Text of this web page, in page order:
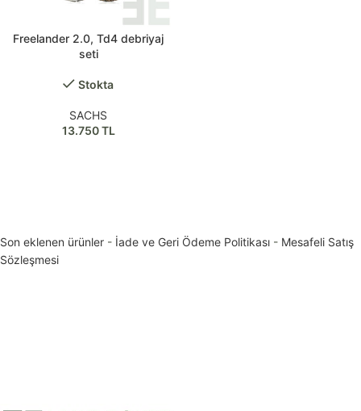
Freelander 2.0, Td4 debriyaj
seti
Stokta
SACHS
13.750TL
Son eklenen ürünler - İade ve Geri Ödeme Politikası - Mesafeli Satış
Sözleşmesi